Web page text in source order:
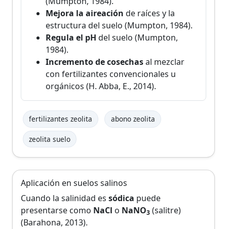
Mejora la aireación de raíces y la
estructura del suelo (Mumpton, 1984).
Regula el pH del suelo (Mumpton,
1984).
Incremento de cosechasal mezclar
con fertilizantes convencionales u
orgánicos (H. Abba, E., 2014).
fertilizantes zeolita abono zeolita
zeolita suelo
Aplicación en suelos salinos
Cuando la salinidad es sódica puede
presentarse como NaCl o NaNO3 (salitre)
(Barahona, 2013).